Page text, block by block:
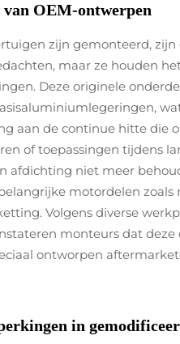
van OEM-ontwerpen
zijn gemonteerd,
maar ze houden
Deze originele
aan de continue hitte die
of toepassingen tijdens
afdichting niet meer
motordelen zoals
Volgens diverse
monteurs dat deze
ontworpen
in